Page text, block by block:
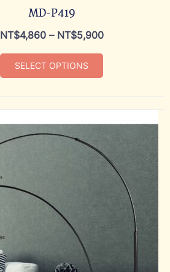
MD-P419
NT$4,860– NT$5,900
SELECT OPTIONS